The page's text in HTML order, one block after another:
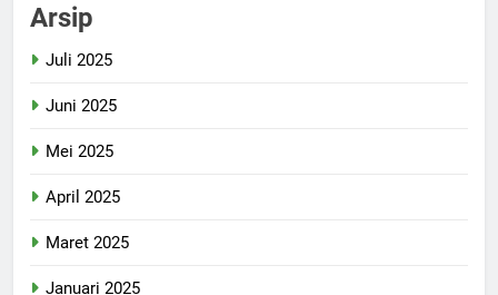
Arsip
Juli 2025
Juni 2025
Mei 2025
April 2025
Maret 2025
Januari 2025